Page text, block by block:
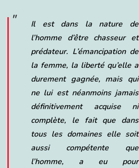
Il est dans la nature de
l’homme d’être chasseur et
prédateur. L’émancipation de
la femme, la liberté qu’elle a
durement gagnée, mais qui
ne lui est néanmoins jamais
définitivement acquise ni
complète, le fait que dans
tous les domaines elle soit
aussi compétente que
l’homme, a eu pour